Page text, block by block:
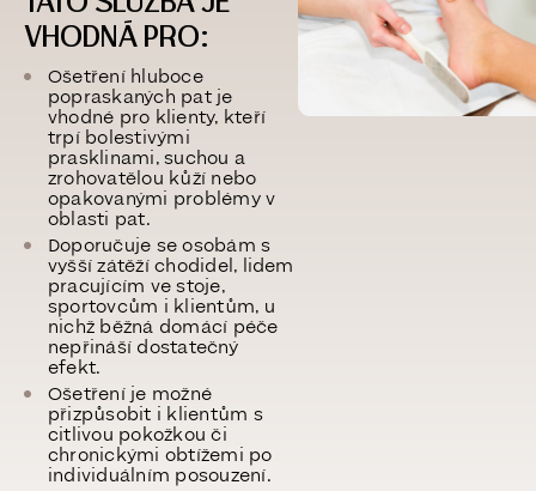
VHODNÁ PRO:
Ošetření hluboce
popraskaných pat je
vhodné pro klienty, kteří
trpí bolestivými
prasklinami, suchou a
zrohovatělou kůží nebo
opakovanými problémy v
oblasti pat.
Doporučuje se osobám s
vyšší zátěží chodidel, lidem
pracujícím ve stoje,
sportovcům i klientům, u
nichž běžná domácí péče
nepřináší dostatečný
efekt.
Ošetření je možné
přizpůsobit i klientům s
citlivou pokožkou či
chronickými obtížemi po
individuálním posouzení.